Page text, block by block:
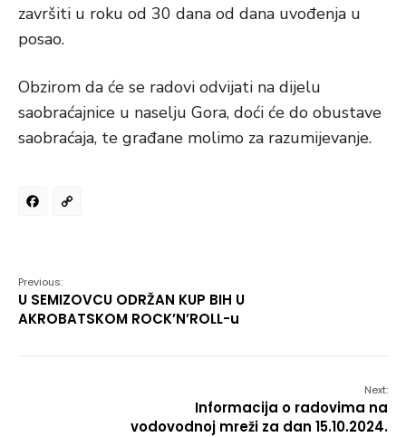
završiti u roku od 30 dana od dana uvođenja u
posao.
Obzirom da će se radovi odvijati na dijelu
saobraćajnice u naselju Gora, doći će do obustave
saobraćaja, te građane molimo za razumijevanje.
Facebook
Previous:
U SEMIZOVCU ODRŽAN KUP BIH U
AKROBATSKOM ROCK’N’ROLL-u
Next:
Informacija o radovima na
vodovodnoj mreži za dan 15.10.2024.